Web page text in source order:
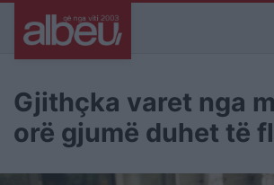
Gjithçka varet nga
orë gjumë duhet të